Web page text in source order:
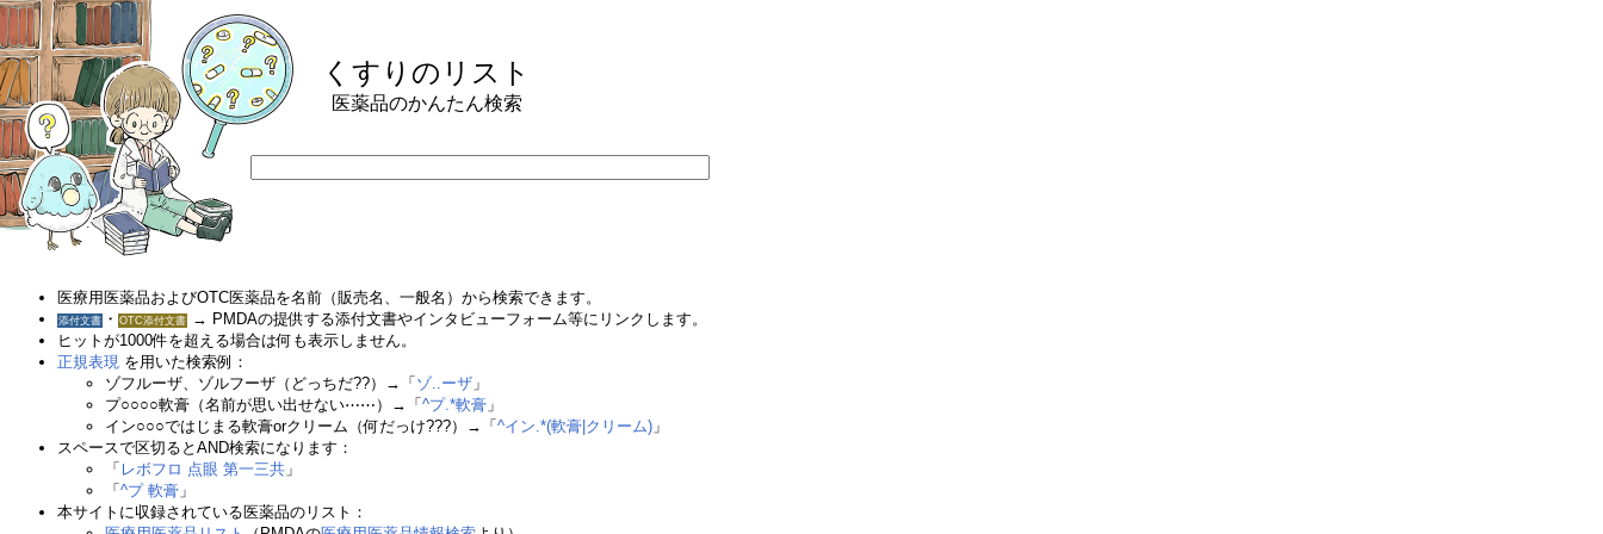
くすりのリスト
医薬品のかんたん検索
医療用医薬品およびOTC医薬品を名前（販売名、一般名）から検索できます。
添付文書 ・ OTC添付文書
→ PMDAの提供する添付文書やインタビューフォーム等にリンクします。
ヒットが1000件を超える場合は何も表示しません。
正規表現 を用いた検索例：
ゾフルーザ、ゾルフーザ（どっちだ??）→ 「 ゾ..ーザ 」
プ○○○○軟膏（名前が思い出せない⋯⋯）→ 「 ^プ.*軟膏 」
イン○○○ではじまる軟膏orクリーム（何だっけ???）→ 「 ^イン.*(軟膏|クリーム) 」
スペースで区切るとAND検索になります：
「 レボフロ 点眼 第一三共 」
「 ^プ 軟膏 」
本サイトに収録されている医薬品のリスト：